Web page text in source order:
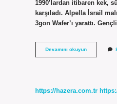
1990’lardan itibaren kek,
karşıladı. Alpella İsrail
3gon Wafer’ı yarattı.
Devamını okuyunAlbeni
Kaç
https://hazera.com.tr